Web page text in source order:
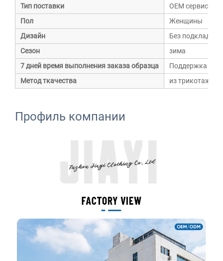
Тип поставки
OEM сервис
Пол
Женщины
Дизайн
Без подкладки
Сезон
зима
7 дней время выполнения заказа образца
Поддержка
Метод ткачества
из трикотажа
Профиль компании